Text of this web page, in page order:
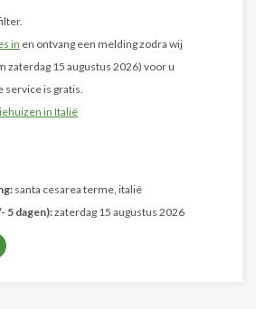
in en ontvang een melding zodra wij
zaterdag 15 augustus 2026) voor u
service is gratis.
in Italië
santa cesarea terme, italië
5 dagen):zaterdag 15 augustus 2026